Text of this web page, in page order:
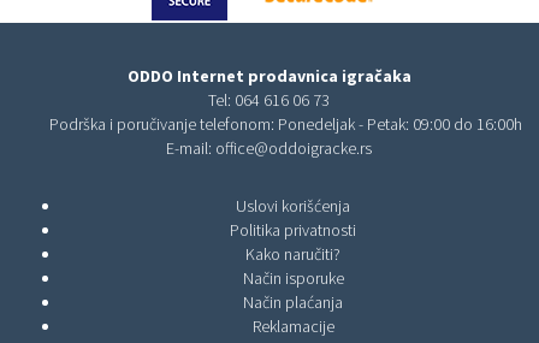
ODDO Internet prodavnica igračaka
Tel: 064 616 06 73
Podrška i poručivanje telefonom: Ponedeljak - Petak: 09:00 do 16:00h
E-mail: office@oddoigracke.rs
Uslovi korišćenja
Politika privatnosti
Kako naručiti?
Način isporuke
Način plaćanja
Reklamacije